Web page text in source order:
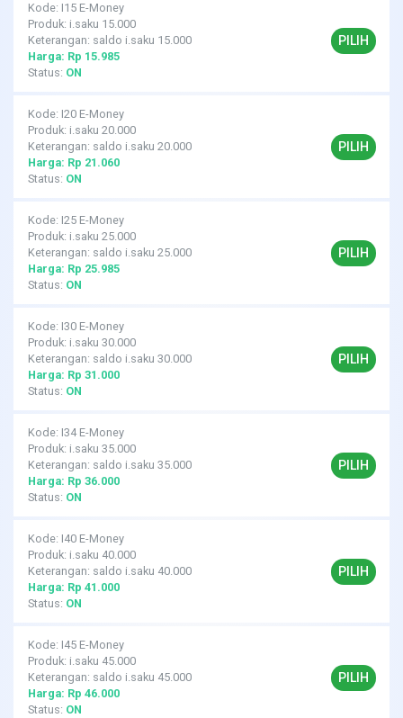
Kode: I15 E-Money
Produk: i.saku 15.000
Keterangan: saldo i.saku 15.000
Harga: Rp 15.985
Status: ON
PILIH
Kode: I20 E-Money
Produk: i.saku 20.000
Keterangan: saldo i.saku 20.000
Harga: Rp 21.060
Status: ON
PILIH
Kode: I25 E-Money
Produk: i.saku 25.000
Keterangan: saldo i.saku 25.000
Harga: Rp 25.985
Status: ON
PILIH
Kode: I30 E-Money
Produk: i.saku 30.000
Keterangan: saldo i.saku 30.000
Harga: Rp 31.000
Status: ON
PILIH
Kode: I34 E-Money
Produk: i.saku 35.000
Keterangan: saldo i.saku 35.000
Harga: Rp 36.000
Status: ON
PILIH
Kode: I40 E-Money
Produk: i.saku 40.000
Keterangan: saldo i.saku 40.000
Harga: Rp 41.000
Status: ON
PILIH
Kode: I45 E-Money
Produk: i.saku 45.000
Keterangan: saldo i.saku 45.000
Harga: Rp 46.000
Status: ON
PILIH